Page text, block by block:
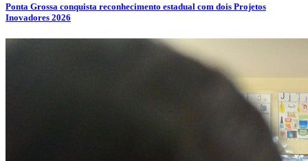
Ponta Grossa conquista reconhecimento estadual com dois Projetos
Inovadores 2026